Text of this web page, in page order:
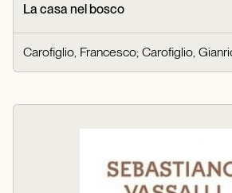
La casa nel bosco
Carofiglio, Francesco; Carofiglio,